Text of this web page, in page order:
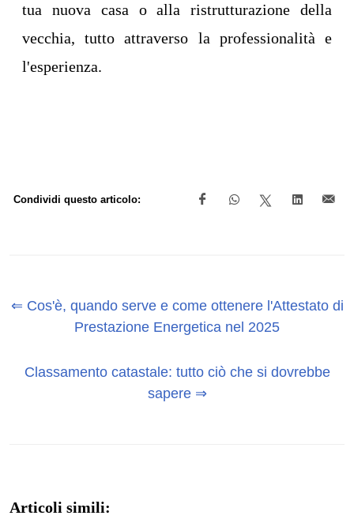
tua nuova casa o alla ristrutturazione della
vecchia, tutto attraverso la professionalità e
l'esperienza.
Condividi questo articolo:
⇐ Cos'è, quando serve e come ottenere l'Attestato di
Prestazione Energetica nel 2025
Classamento catastale: tutto ciò che si dovrebbe
sapere ⇒
Articoli simili: